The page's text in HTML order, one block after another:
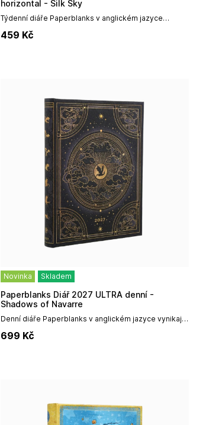
Týdenní diáře Paperblanks v anglickém jazyce
designem, prémiovou vazbou a vysokou odolností,...
horizontal - Silk Sky
459 Kč
Novinka Skladem
Denní diáře Paperblanks v anglickém jazyce vynikají
prémiovou vazbou a vysokou odolností, díky...
Paperblanks Diář 2027 ULTRA denní -
Shadows of Navarre
699 Kč